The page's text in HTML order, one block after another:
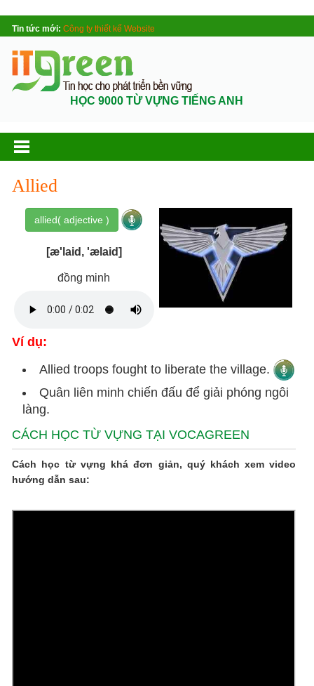
Tin tức mới: Công ty thiết kế Website
HỌC 9000 TỪ VỰNG TIẾNG ANH
Allied
allied( adjective )
[æ'laid, 'ælaid]
đồng minh
Ví dụ:
Allied troops fought to liberate the village.
Quân liên minh chiến đấu để giải phóng ngôi
làng.
CÁCH HỌC TỪ VỰNG TẠI VOCAGREEN
Cách học từ vựng khá đơn giản, quý khách xem video
hướng dẫn sau: